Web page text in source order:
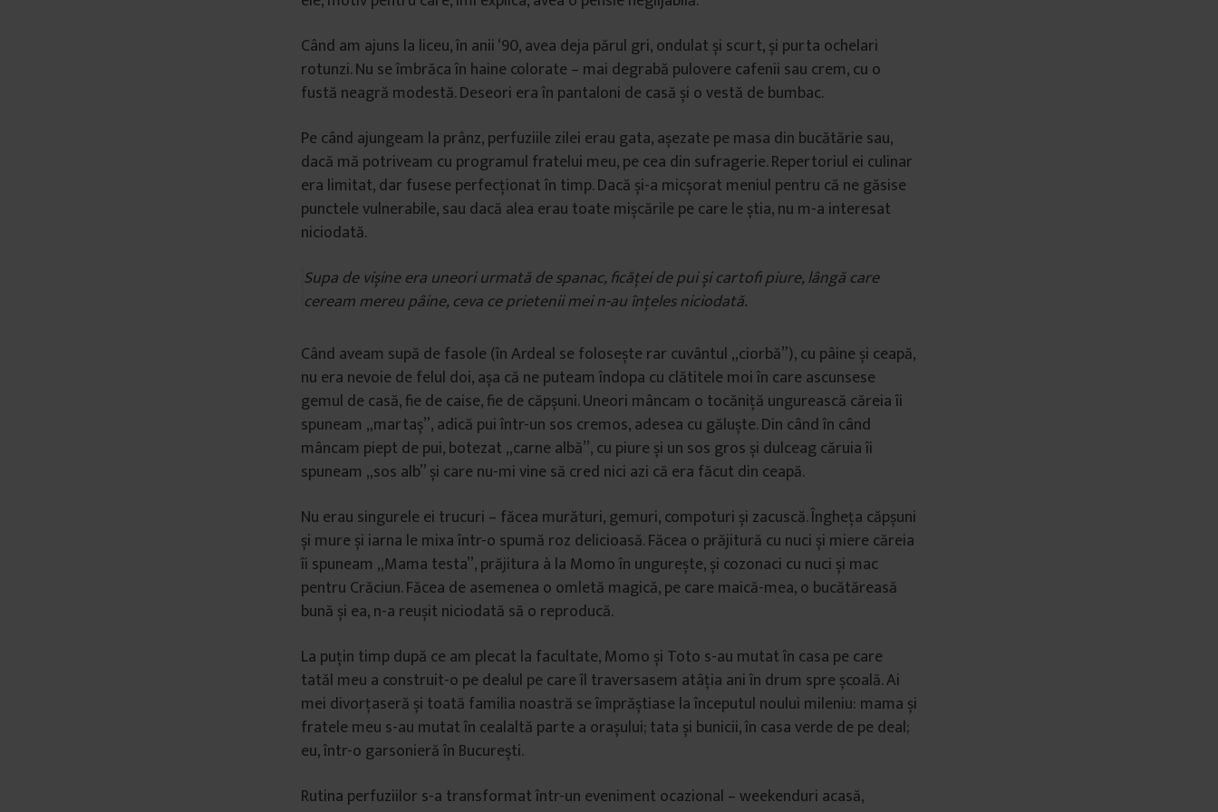
Când am ajuns la liceu, în anii ‘90, avea deja părul gri, ondulat și scurt, și purta ochelari
rotunzi. Nu se îmbrăca în haine colorate – mai degrabă pulovere cafenii sau crem, cu o
fustă neagră modestă. Deseori era în pantaloni de casă și o vestă de bumbac.
Pe când ajungeam la prânz, perfuziile zilei erau gata, așezate pe masa din bucătărie sau,
dacă mă potriveam cu programul fratelui meu, pe cea din sufragerie. Repertoriul ei culinar
era limitat, dar fusese perfecționat în timp. Dacă și-a micșorat meniul pentru că ne găsise
punctele vulnerabile, sau dacă alea erau toate mișcările pe care le știa, nu m-a interesat
niciodată.
Supa de vișine era uneori urmată de spanac, ficăței de pui și cartofi piure, lângă care
ceream mereu pâine, ceva ce prietenii mei n-au înțeles niciodată.
Când aveam supă de fasole (în Ardeal se folosește rar cuvântul „ciorbă”), cu pâine și ceapă,
nu era nevoie de felul doi, așa că ne puteam îndopa cu clătitele moi în care ascunsese
gemul de casă, fie de caise, fie de căpșuni. Uneori mâncam o tocăniță ungurească căreia îi
spuneam „martaș”, adică pui într-un sos cremos, adesea cu găluște. Din când în când
mâncam piept de pui, botezat „carne albă”, cu piure și un sos gros și dulceag căruia îi
spuneam „sos alb” și care nu-mi vine să cred nici azi că era făcut din ceapă.
Nu erau singurele ei trucuri – făcea murături, gemuri, compoturi și zacuscă. Îngheța căpșuni
și mure și iarna le mixa într-o spumă roz delicioasă. Făcea o prăjitură cu nuci și miere căreia
îi spuneam „Mama testa”, prăjitura à la Momo în ungurește, și cozonaci cu nuci și mac
pentru Crăciun. Făcea de asemenea o omletă magică, pe care maică-mea, o bucătăreasă
bună și ea, n-a reușit niciodată să o reproducă.
La puțin timp după ce am plecat la facultate, Momo și Toto s-au mutat în casa pe care
tatăl meu a construit-o pe dealul pe care îl traversasem atâția ani în drum spre școală. Ai
mei divorțaseră și toată familia noastră se împrăștiase la începutul noului mileniu: mama și
fratele meu s-au mutat în cealaltă parte a orașului; tata și bunicii, în casa verde de pe deal;
eu, într-o garsonieră în București.
Rutina perfuziilor s-a transformat într-un eveniment ocazional – weekenduri acasă,